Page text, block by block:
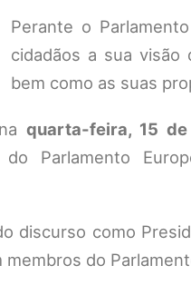
Perante o
cidadãos a sua visão
bem como as suas
quarta-feira, 15
Parlamento
discurso como
do